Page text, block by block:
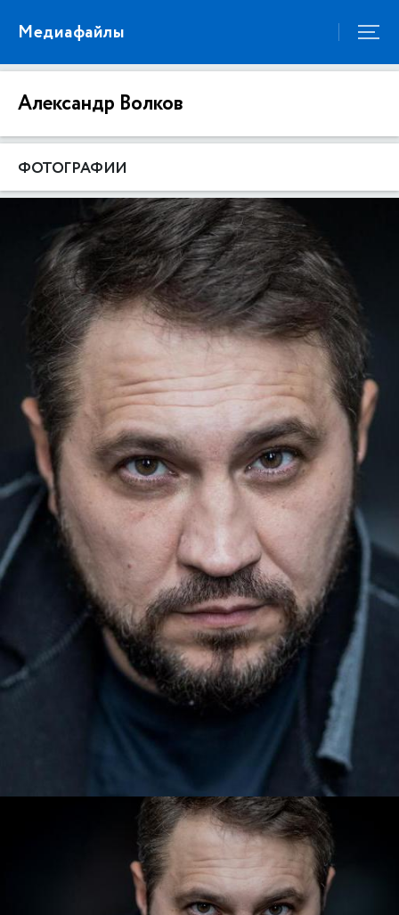
Медиафайлы
Александр Волков
ФОТОГРАФИИ